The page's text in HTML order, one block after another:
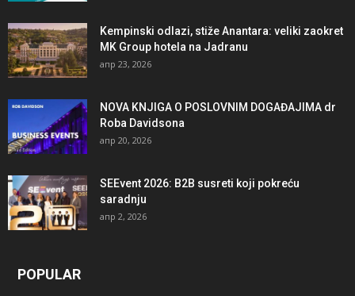
Kempinski odlazi, stiže Anantara: veliki zaokret
MK Group hotela na Jadranu
апр 23, 2026
NOVA KNJIGA O POSLOVNIM DOGAĐAJIMA dr
Roba Davidsona
апр 20, 2026
SEEvent 2026: B2B susreti koji pokreću
saradnju
апр 2, 2026
POPULAR